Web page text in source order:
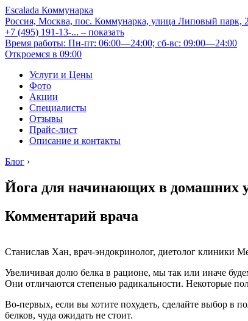
Escalada Коммунарка
Россия, Москва, пос. Коммунарка, улица Липовый парк,
+7 (495) 191-13-... – показать
Время работы: Пн-пт: 06:00—24:00; сб-вс: 09:00—24:00
Откроемся в 09:00
Услуги и Цены
Фото
Акции
Специалисты
Отзывы
Прайс-лист
Описание и контакты
Блог ›
Йога для начинающих в домашних
Комментарий врача
Станислав Хан, врач-эндокринолог, диетолог клиники
Увеличивая долю белка в рационе, мы так или иначе
Они отличаются степенью радикальности. Некоторые
Во-первых, если вы хотите похудеть, сделайте выбор в
белков, чуда ожидать не стоит.